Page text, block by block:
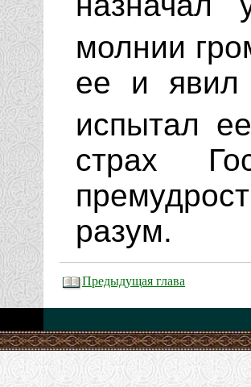
молнии
ее и явил
испытал
страх
разум.
Предыдущая глава